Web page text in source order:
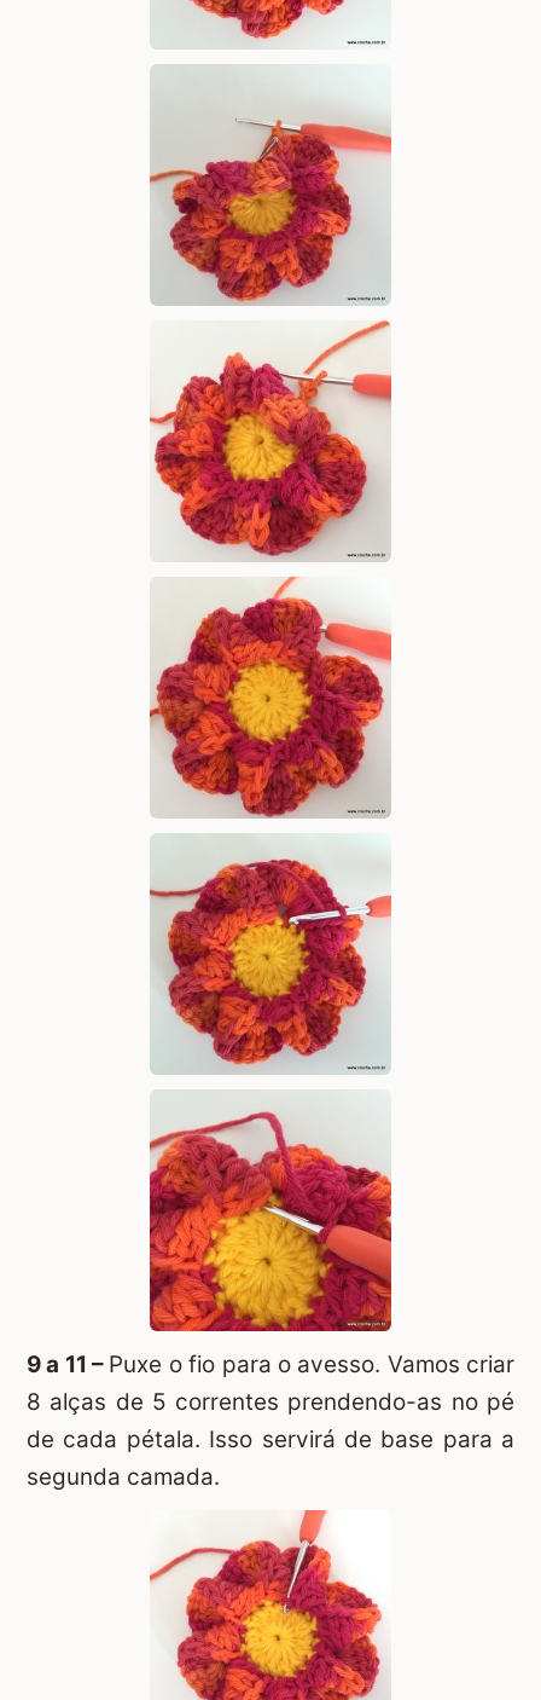
9 a 11 –Puxe o fio para o avesso. Vamos criar
8 alças de 5 correntes prendendo-as no pé
de cada pétala. Isso servirá de base para a
segunda camada.